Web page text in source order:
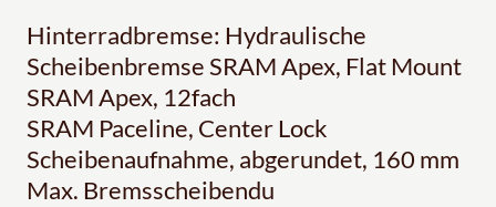
Hinterradbremse: Hydraulische
Scheibenbremse SRAM Apex, Flat Mount
SRAM Apex, 12fach
SRAM Paceline, Center Lock
Scheibenaufnahme, abgerundet, 160 mm
Max. Bremsscheibendu